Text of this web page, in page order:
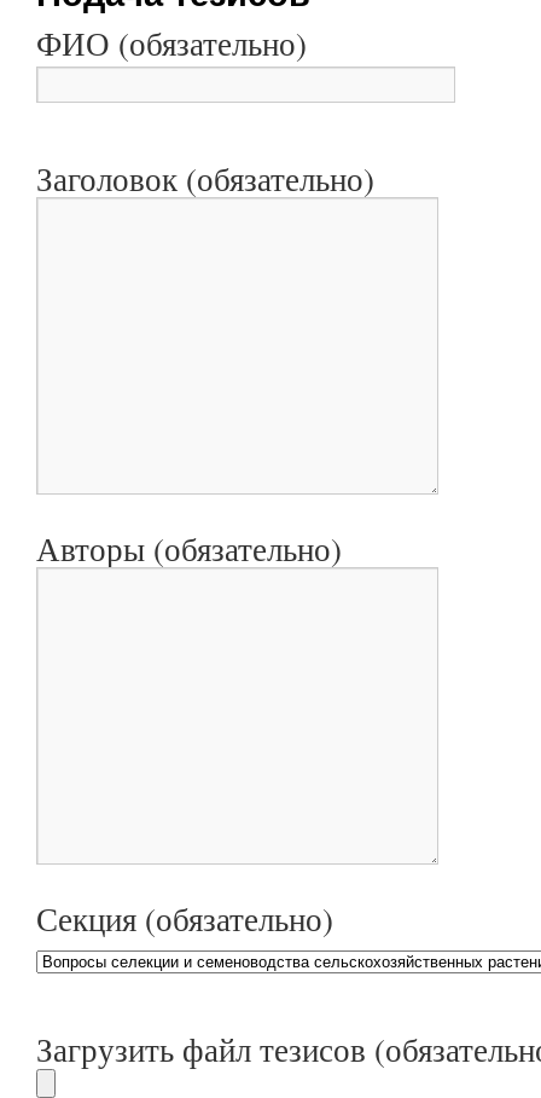
ФИО (обязательно)
Заголовок (обязательно)
Авторы (обязательно)
Секция (обязательно)
Загрузить файл тезисов